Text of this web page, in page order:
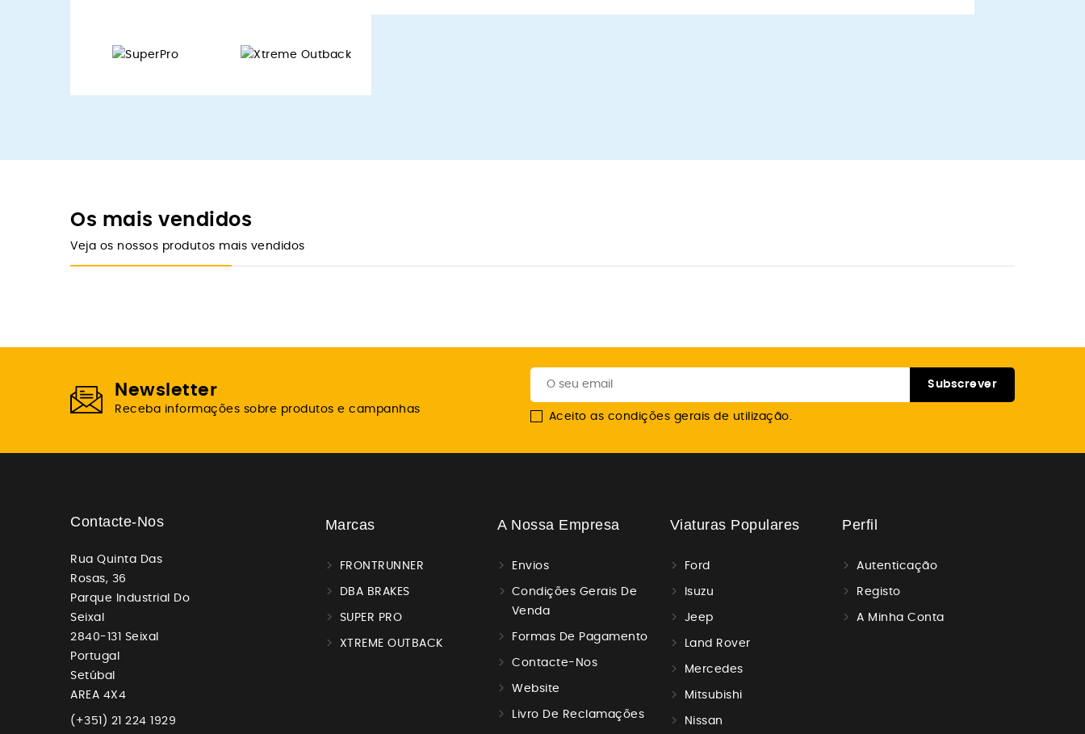
Os mais vendidos
Veja os nossos produtos mais vendidos
Newsletter
Receba informações sobre produtos e campanhas
Aceito as condições gerais de utilização.
Contacte-Nos
Rua Quinta Das
Rosas, 36
Parque Industrial Do
Seixal
2840-131 Seixal
Portugal
Setúbal
AREA 4X4
(+351) 21 224 1929
Marcas
FRONTRUNNER
DBA BRAKES
SUPER PRO
XTREME OUTBACK
A Nossa Empresa
Envios
Condições Gerais De
Venda
Formas De Pagamento
Contacte-Nos
Website
Livro De Reclamações
Viaturas Populares
Ford
Isuzu
Jeep
Land Rover
Mercedes
Mitsubishi
Nissan
Perfil
Autenticação
Registo
A Minha Conta